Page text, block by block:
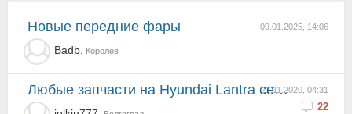
09.01.2025, 14:06
Новые передние фары
Badb, Королёв
21.11.2020, 04:31
22
Любые запчасти на Hyundai Lantra седан II